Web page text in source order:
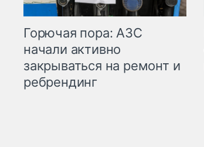
Горючая пора: АЗС
начали активно
закрываться на ремонт и
ребрендинг